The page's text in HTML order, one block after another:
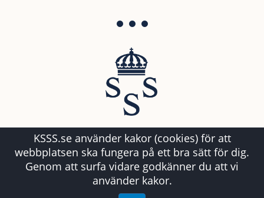
KSSS.se använder kakor (cookies) för att
webbplatsen ska fungera på ett bra sätt för dig.
Genom att surfa vidare godkänner du att vi
använder kakor.